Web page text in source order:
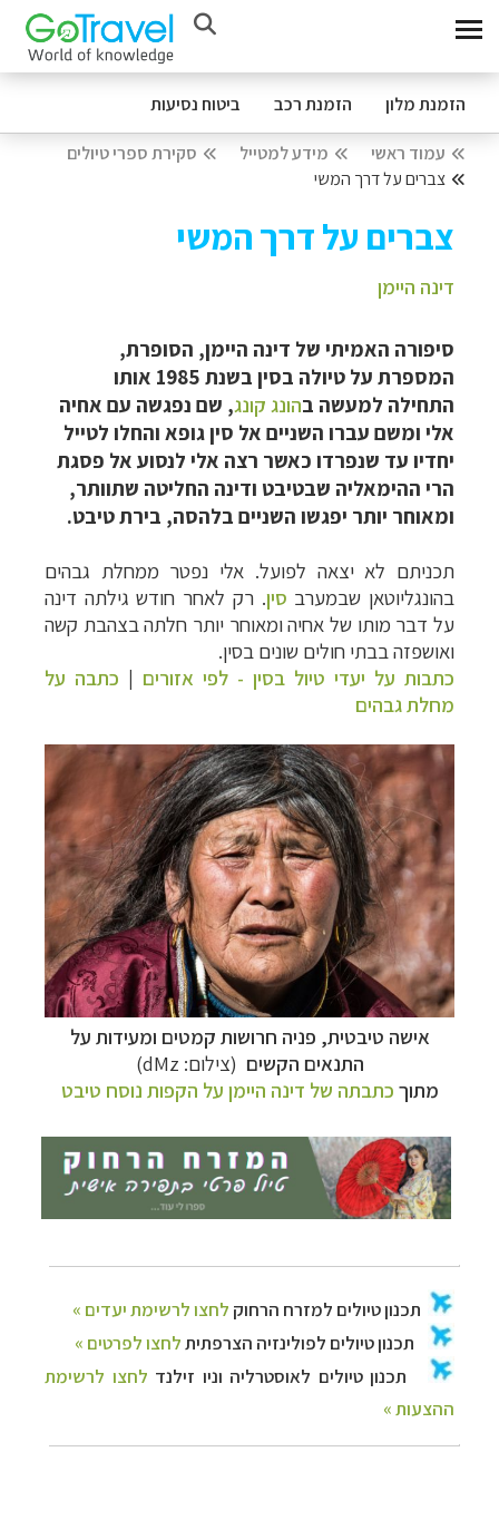
הזמנת מלון הזמנת רכב ביטוח נסיעות
עמוד ראשי מידע למטייל
סקירת ספרי טיולים
צברים על דרך המשי
צברים על דרך המשי
דינה היימן
סיפורה האמיתי של דינה היימן, הסופרת,
המספרת על טיולה בסין בשנת 1985 אותו
התחילה למעשה בהונג קונג, שם נפגשה עם אחיה
אלי ומשם עברו השניים אל סין גופא והחלו לטייל
יחדיו עד שנפרדו כאשר רצה אלי לנסוע אל פסגת
הרי ההימאליה שבטיבט ודינה החליטה שתוותר,
ומאוחר יותר יפגשו השניים בלהסה, בירת טיבט.
תכניתם לא יצאה לפועל. אלי נפטר ממחלת גבהים
בהונגליוטאן שבמערב סין. רק לאחר חודש גילתה דינה
על דבר מותו של אחיה ומאוחר יותר חלתה בצהבת קשה
ואושפזה בבתי חולים שונים בסין.
כתבות על יעדי טיול בסין - לפי אזורים | כתבה על
מחלת גבהים
אישה טיבטית, פניה חרושות קמטים ומעידות על
התנאים הקשים (צילום: dMz
)
מתוך כתבתה של דינה היימן על הקפות נוסח טיבט
תכנוןטיולים למזרח הרחוקלחצו לרשימת יעדים »
תכנון
טיולים לאוסטרליה וניו זילנד לחצו לרשימת
ההצעות »